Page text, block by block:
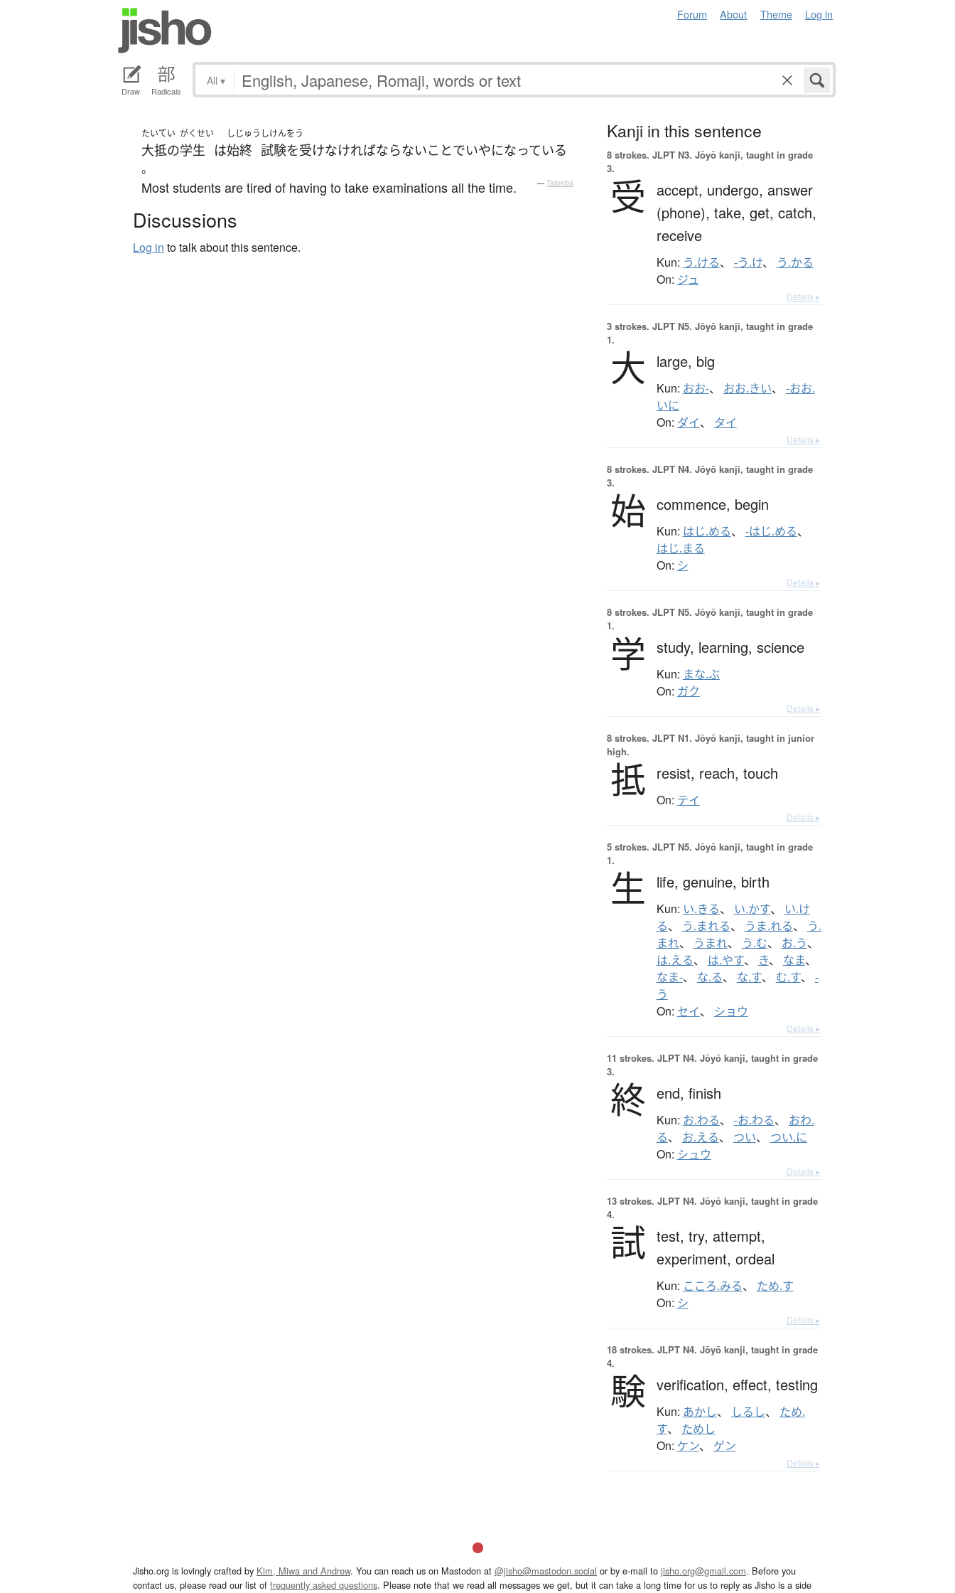
Forum About Theme Log in
Draw Radicals
All ▾
たいてい
大抵の
がくせい
学生 は
しじゅう
始終
しけんをう
試験を受けなければならないことでいやになっている
。
Most students are tired of having to take examinations all the time. — Tatoeba
Discussions
Log in to talk about this sentence.
Kanji in this sentence
8 strokes. JLPT N3. Jōyō kanji, taught in grade
3.
受 accept, undergo, answer
(phone), take, get, catch,
receive
Kun: う.ける、 -う.け、 う.かる
On: ジュ
Details ▸
3 strokes. JLPT N5. Jōyō kanji, taught in grade
1.
大 large, big
Kun: おお-、 おお.きい、 -おお.
いに
On: ダイ、 タイ
Details ▸
8 strokes. JLPT N4. Jōyō kanji, taught in grade
3.
始 commence, begin
Kun: はじ.める、 -はじ.める、
はじ.まる
On: シ
Details ▸
8 strokes. JLPT N5. Jōyō kanji, taught in grade
1.
学 study, learning, science
Kun: まな.ぶ
On: ガク
Details ▸
8 strokes. JLPT N1. Jōyō kanji, taught in junior
high.
抵 resist, reach, touch
On: テイ
Details ▸
5 strokes. JLPT N5. Jōyō kanji, taught in grade
1.
生 life, genuine, birth
Kun: い.きる、 い.かす、
い.け
る、 う.まれる、 うま.れる、
う.
まれ、 うまれ、 う.む、 お.う、
は.える、 は.やす、 き、 なま、
なま-、 な.る、 な.す、 む.す、 -
う
On: セイ、 ショウ
Details ▸
11 strokes. JLPT N4. Jōyō kanji, taught in grade
3.
終 end, finish
Kun: お.わる、 -お.わる、 おわ.
る、 お.える、 つい、 つい.に
On: シュウ
Details ▸
13 strokes. JLPT N4. Jōyō kanji, taught in grade
4.
試 test, try, attempt,
experiment, ordeal
Kun: こころ.みる、 ため.す
On: シ
Details ▸
18 strokes. JLPT N4. Jōyō kanji, taught in grade
4.
験 verification, effect, testing
Kun: あかし、 しるし、 ため.
す、 ためし
On: ケン、 ゲン
Details ▸
Jisho.org is lovingly crafted by Kim, Miwa and Andrew. You can reach us on Mastodon at @jisho@mastodon.social or by e-mail to jisho.org@gmail.com. Before you
contact us, please read our list of frequently asked questions. Please note that we read all messages we get, but it can take a long time for us to reply as Jisho is a side